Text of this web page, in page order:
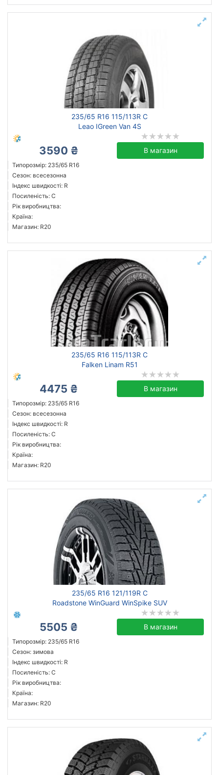
235/65 R16 115/113R C
Leao IGreen Van 4S
3590 ₴ В магазин
Типорозмір: 235/65 R16
Сезон: всесезонна
Індекс швидкості: R
Посиленість: C
Рік виробництва:
Країна:
Магазин: R20
235/65 R16 115/113R C
Falken Linam R51
4475 ₴ В магазин
Типорозмір: 235/65 R16
Сезон: всесезонна
Індекс швидкості: R
Посиленість: C
Рік виробництва:
Країна:
Магазин: R20
235/65 R16 121/119R C
Roadstone WinGuard WinSpike SUV
5505 ₴ В магазин
Типорозмір: 235/65 R16
Сезон: зимова
Індекс швидкості: R
Посиленість: C
Рік виробництва:
Країна:
Магазин: R20